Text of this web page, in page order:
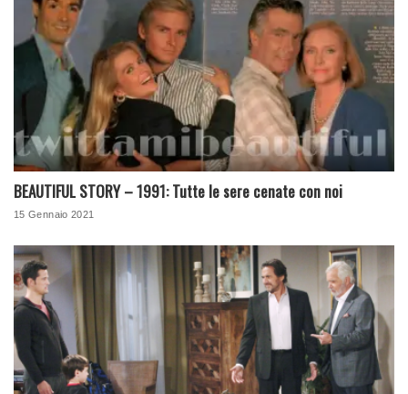
BEAUTIFUL STORY – 1991: Tutte le sere cenate con noi
15 Gennaio 2021